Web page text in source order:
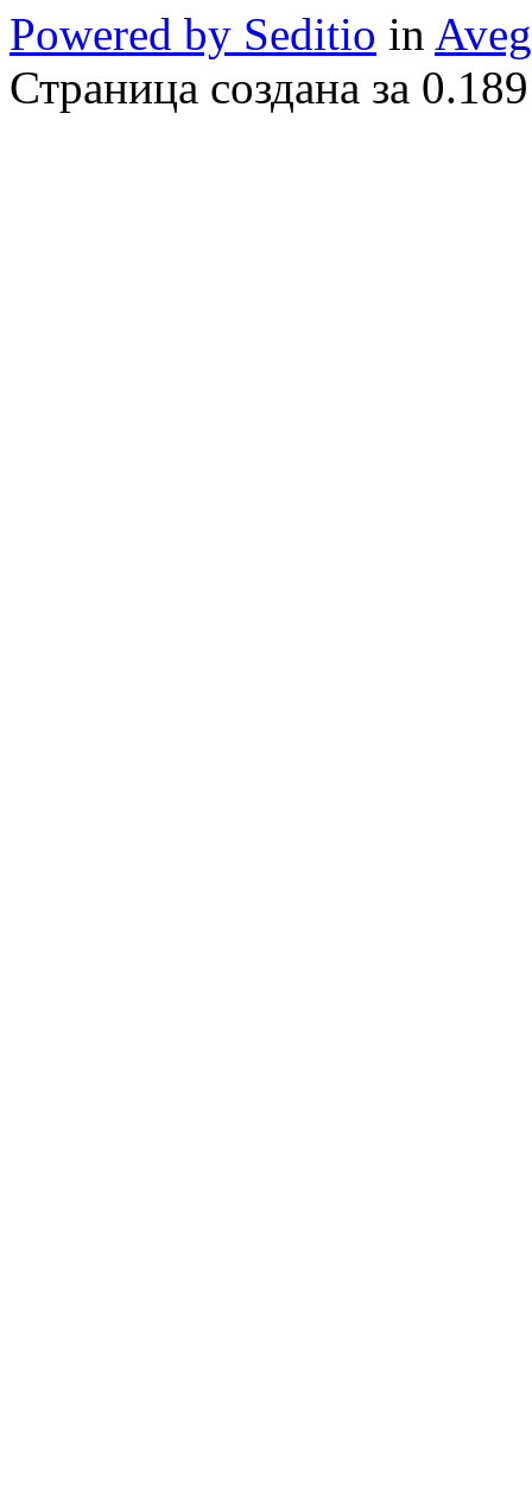
Powered by Seditio in
Страница создана за